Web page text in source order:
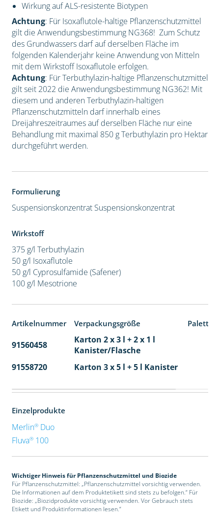
Wirkung auf ALS-resistente Biotypen
Achtung: Für Isoxaflutole-haltige Pflanzenschutzmittel
gilt die Anwendungsbestimmung NG368! Zum Schutz
des Grundwassers darf auf derselben Fläche im
folgenden Kalenderjahr keine Anwendung von Mitteln
mit dem Wirkstoff Isoxaflutole erfolgen.
Achtung: Für Terbuthylazin-haltige Pflanzenschutzmittel
gilt seit 2022 die Anwendungsbestimmung NG362! Mit
diesem und anderen Terbuthylazin-haltigen
Pflanzenschutzmitteln darf innerhalb eines
Dreijahreszeitraumes auf derselben Fläche nur eine
Behandlung mit maximal 850 g Terbuthylazin pro Hektar
durchgeführt werden.
Formulierung
Suspensionskonzentrat Suspensionskonzentrat
Wirkstoff
375 g/l Terbuthylazin
50 g/l Isoxaflutole
50 g/l Cyprosulfamide (Safener)
100 g/l Mesotrione
Artikelnummer Verpackungsgröße
91560458
Karton 2 x 3 l + 2 x 1 l
Kanister/Flasche
91558720 Karton 3 x 5 l + 5 l Kanister
Einzelprodukte
Merlin®Duo
Fluva®100
Wichtiger Hinweis für Pflanzenschutzmittel und Biozide
Für Pflanzenschutzmittel: „Pflanzenschutzmittel vorsichtig verwenden.
Die Informationen auf dem Produktetikett sind stets zu befolgen.“ Für
Biozide: „Biozidprodukte vorsichtig verwenden. Vor Gebrauch stets
Etikett und Produktinformationen lesen.“